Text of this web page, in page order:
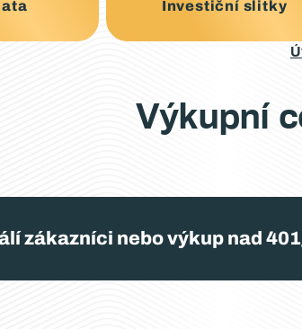
Investiční slitky
Výkupní
zákazníci nebo výkup nad